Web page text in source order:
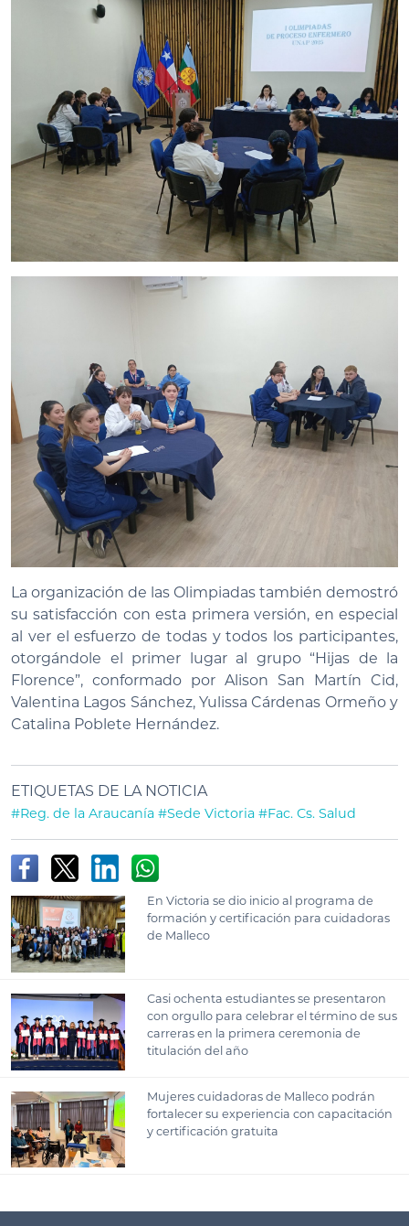
La organización de las Olimpiadas también demostró
su satisfacción con esta primera versión, en especial
al ver el esfuerzo de todas y todos los participantes,
otorgándole el primer lugar al grupo “Hijas de la
Florence”, conformado por Alison San Martín Cid,
Valentina Lagos Sánchez, Yulissa Cárdenas Ormeño y
Catalina Poblete Hernández.
ETIQUETAS DE LA NOTICIA
#Reg. de la Araucanía #Sede Victoria #Fac. Cs. Salud
En Victoria se dio inicio al programa de
formación y certificación para cuidadoras
de Malleco
Casi ochenta estudiantes se presentaron
con orgullo para celebrar el término de sus
carreras en la primera ceremonia de
titulación del año
Mujeres cuidadoras de Malleco podrán
fortalecer su experiencia con capacitación
y certificación gratuita